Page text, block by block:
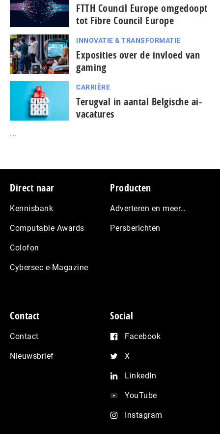
FTTH Council Europe omgedoopt
tot Fibre Council Europe
INNOVATIE & TRANSFORMATIE
Exposities over de invloed van
gaming
CARRIÈRE
Terugval in aantal Belgische ai-
vacatures
...
Footer
Direct naar
Kennisbank
Computable Awards
Colofon
Cybersec e-Magazine
Producten
Adverteren en meer…
Persberichten
Contact
Contact
Nieuwsbrief
Social
Facebook
X
LinkedIn
YouTube
Instagram